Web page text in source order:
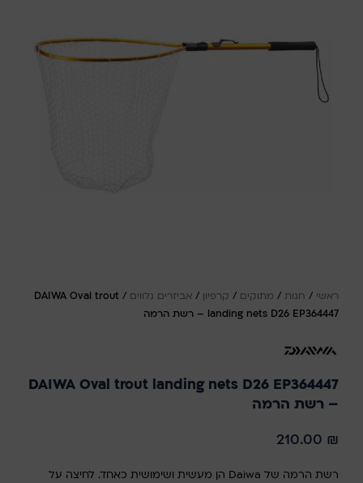
ראשי / חנות / מתוקים / קרפיון / אביזרים נלווים /
DAIWA Oval trout
landing nets D26 EP364447 – רשת הרמה
DAIWA Oval trout landing nets D26 EP364447
– רשת הרמה
210.00 ₪
רשת הרמה של Daiwa הן מעשית ושימושית כאחד. לחיצה על